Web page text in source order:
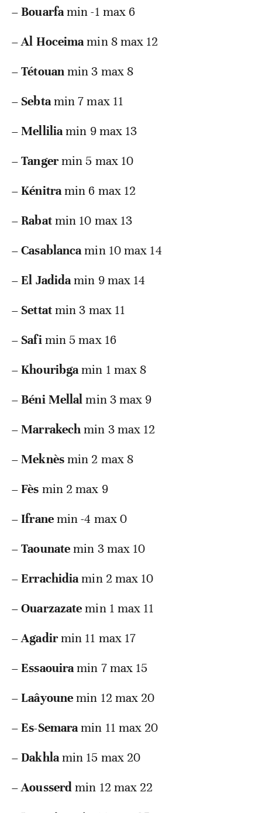
–Bouarfamin -1 max 6
–Al Hoceimamin 8 max 12
–Tétouanmin 3 max 8
– Sebtamin 7 max 11
–Melliliamin 9 max 13
–Tangermin 5 max 10
–Kénitramin 6 max 12
–Rabatmin 10 max 13
–Casablancamin 10 max 14
–El Jadidamin 9 max 14
– Settatmin 3 max 11
– Safimin 5 max 16
–Khouribgamin 1 max 8
–Béni Mellalmin 3 max 9
–Marrakechmin 3 max 12
–Meknèsmin 2 max 8
–Fès min 2 max 9
–Ifranemin -4 max 0
–Taounatemin 3 max 10
–Errachidiamin 2 max 10
–Ouarzazatemin 1 max 11
–Agadirmin 11 max 17
–Essaouiramin 7 max 15
–Laâyounemin 12 max 20
–Es-Semaramin 11 max 20
–Dakhlamin 15 max 20
–Aousserdmin 12 max 22